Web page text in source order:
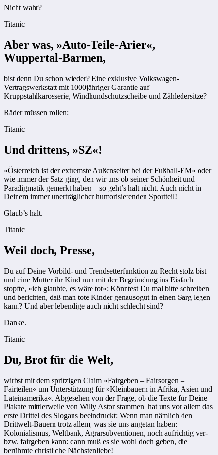
Nicht wahr?
Titanic
Aber was, »Auto-Teile-Arier«,
Wuppertal-Barmen,
bist denn Du schon wieder? Eine exklusive Volkswagen-
Vertragswerkstatt mit 1000jähriger Garantie auf
Kruppstahlkarosserie, Windhundschutzscheibe und Zähle­dersitze?
Räder müssen rollen:
Titanic
Und drittens, »SZ«!
»Österreich ist der extremste Außenseiter bei der Fußball-EM« oder
wie immer der Satz ging, den wir uns ob seiner Schönheit und
Paradigmatik gemerkt haben – so geht’s halt nicht. Auch nicht in
Deinem immer unerträglicher humorisierenden Sportteil!
Glaub’s halt.
Titanic
Weil doch, Presse,
Du auf Deine Vorbild- und Trendsetterfunktion zu Recht stolz bist
und eine Mutter ihr Kind nun mit der Begründung ins Eisfach
stopfte, »ich glaubte, es wäre tot«: Könntest Du mal bitte schreiben
und berichten, daß man tote Kinder genausogut in einen Sarg legen
kann? Und aber lebendige auch nicht schlecht sind?
Danke.
Titanic
Du, Brot für die Welt,
wirbst mit dem spritzigen Claim »Fairgeben – Fairsorgen –
Fairteilen« um Unterstützung für »Kleinbauern in Afrika, Asien und
Lateinamerika«. Abgesehen von der Frage, ob die Texte für Deine
Plakate mittlerweile von Willy Astor stammen, hat uns vor allem das
erste Drittel des Slogans beeindruckt: Wenn man nämlich den
Drittwelt-Bauern trotz allem, was sie uns angetan haben:
Kolonialismus, Weltbank, Agrarsubventionen, noch aufrichtig ver-
bzw. fairgeben kann: dann muß es sie wohl doch geben, die
berühmte christliche Nächstenliebe!